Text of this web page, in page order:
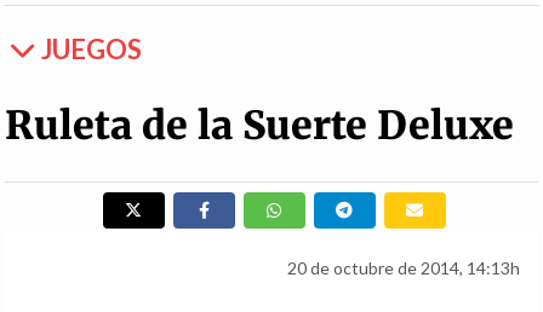
JUEGOS
Ruleta de la Suerte Deluxe
20 de octubre de 2014, 14:13h